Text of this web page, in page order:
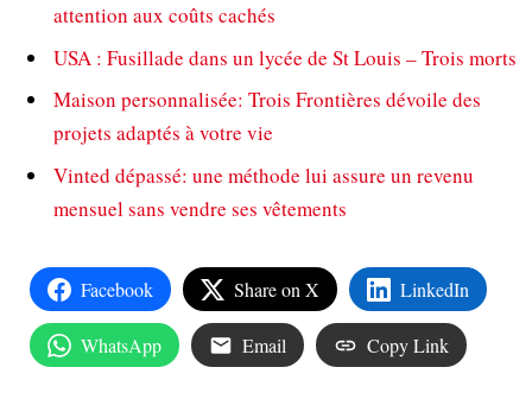
attention aux coûts cachés
USA : Fusillade dans un lycée de St Louis – Trois morts
Maison personnalisée: Trois Frontières dévoile des
projets adaptés à votre vie
Vinted dépassé: une méthode lui assure un revenu
mensuel sans vendre ses vêtements
Facebook Share on X LinkedIn
WhatsApp Email Copy Link